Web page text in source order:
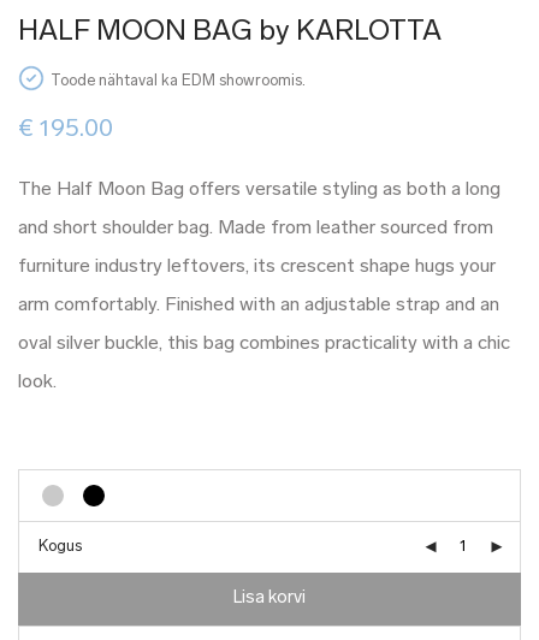
HALF MOON BAG by KARLOTTA
Toode nähtaval ka EDM showroomis.
€ 195.00
The Half Moon Bag offers versatile styling as both a long
and short shoulder bag. Made from leather sourced from
furniture industry leftovers, its crescent shape hugs your
arm comfortably. Finished with an adjustable strap and an
oval silver buckle, this bag combines practicality with a chic
look.
Kogus
Lisa korvi